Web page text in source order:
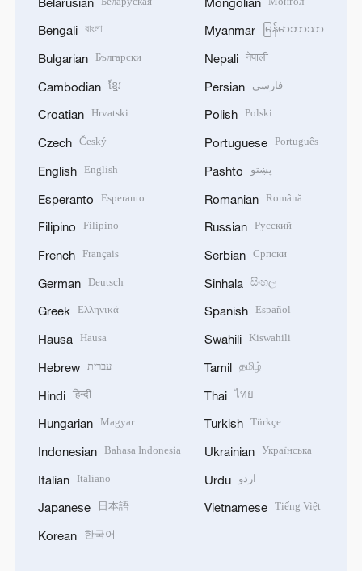
Bengali বাংলা
Bulgarian Български
Cambodian ខ្មែរ
Croatian Hrvatski
Czech Český
English English
Esperanto Esperanto
Filipino Filipino
French Français
German Deutsch
Greek Ελληνικά
Hausa Hausa
Hebrew עברית
Hindi हिन्दी
Hungarian Magyar
Indonesian Bahasa Indonesia
Italian Italiano
Japanese 日本語
Korean 한국어
Myanmar မြန်မာဘာသာ
Nepali नेपाली
Persian فارسی
Polish Polski
Portuguese Português
Pashto پښتو
Romanian Română
Russian Русский
Serbian Српски
Sinhala සිංහල
Spanish Español
Swahili Kiswahili
Tamil தமிழ்
Thai ไทย
Turkish Türkçe
Ukrainian Українська
Urdu اردو
Vietnamese Tiếng Việt